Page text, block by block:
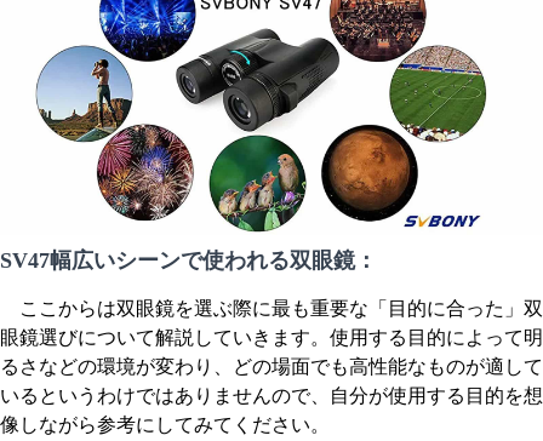
SV47幅広いシーンで使われる双眼鏡：
ここからは双眼鏡を選ぶ際に最も重要な「目的に合った」双
眼鏡選びについて解説していきます。使用する目的によって明
るさなどの環境が変わり、どの場面でも高性能なものが適して
いるというわけではありませんので、自分が使用する目的を想
像しながら参考にしてみてください。